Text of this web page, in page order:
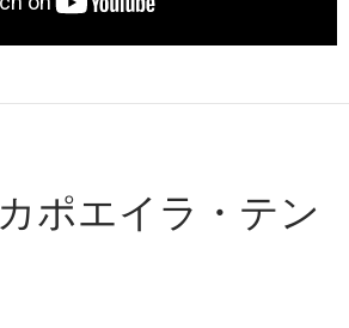
ポエイラ・テン